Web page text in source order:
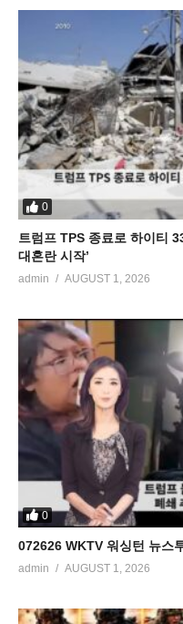
0
트럼프 TPS 종료로 하이티
대혼란 시작’
admin AUGUST 1, 2026
0
072626 WKTV 워싱턴 뉴스
admin AUGUST 1, 2026